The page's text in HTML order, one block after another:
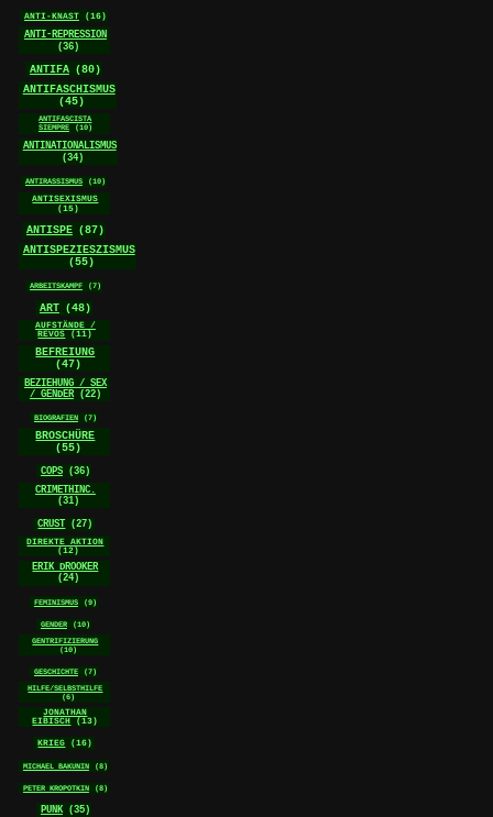
ANTI-KNAST (16)
ANTI-REPRESSION
(36)
ANTIFA (80)
ANTIFASCHISMUS
(45)
ANTIFASCISTA
SIEMPRE
(10)
ANTINATIONALISMUS
(34)
ANTIRASSISMUS (10)
ANTISEXISMUS
(15)
ANTISPE (87)
ANTISPEZIESZISMUS
(55)
ARBEITSKAMPF (7)
ART (48)
AUFSTÄNDE /
REVOS
(11)
BEFREIUNG
(47)
BEZIEHUNG / SEX
/ GENDER
(22)
BIOGRAFIEN (7)
BROSCHÜRE
(55)
COPS (36)
CRIMETHINC.
(31)
CRUST (27)
DIREKTE AKTION
(12)
ERIK DROOKER
(24)
FEMINISMUS (9)
GENDER
(10)
GENTRIFIZIERUNG
(10)
GESCHICHTE
(7)
HILFE/SELBSTHILFE
(6)
JONATHAN
EIBISCH
(13)
KRIEG (16)
MICHAEL BAKUNIN (8)
PETER KROPOTKIN (8)
PUNK (35)